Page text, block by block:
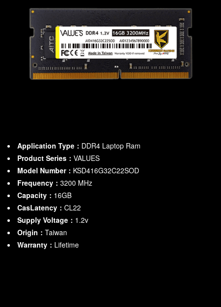
Application Type： DDR4 Laptop Ram
Product Series： VALUES
Model Number： KSD416G32C22SOD
Frequency： 3200 MHz
Capacity： 16GB
CasLatency： CL22
Supply Voltage： 1.2v
Origin： Taiwan
Warranty： Lifetime